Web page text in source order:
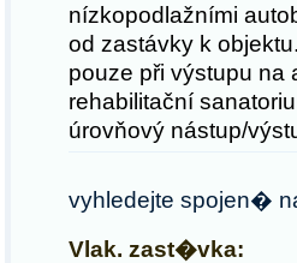
nízkopodlažními
od zastávky k
pouze při výstupu na
rehabilitační
úrovňový nástup/
vyhledejte spojen�
Vlak. zast�vka: